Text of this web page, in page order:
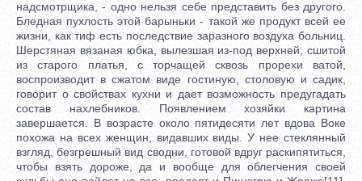
надсмотрщика, - одно нельзя себе представить без другого.
Бледная пухлость этой барыньки - такой же продукт всей ее
жизни, как тиф есть последствие заразного воздуха больниц.
Шерстяная вязаная юбка, вылезшая из-под верхней, сшитой
из старого платья, с торчащей сквозь прорехи ватой,
воспроизводит в сжатом виде гостиную, столовую и садик,
говорит о свойствах кухни и дает возможность предугадать
состав нахлебников. Появлением хозяйки картина
завершается. В возрасте около пятидесяти лет вдова Воке
похожа на всех женщин, видавших виды. У нее стеклянный
взгляд, безгрешный вид сводни, готовой вдруг раскипятиться,
чтобы взять дороже, да и вообще для облегчения своей